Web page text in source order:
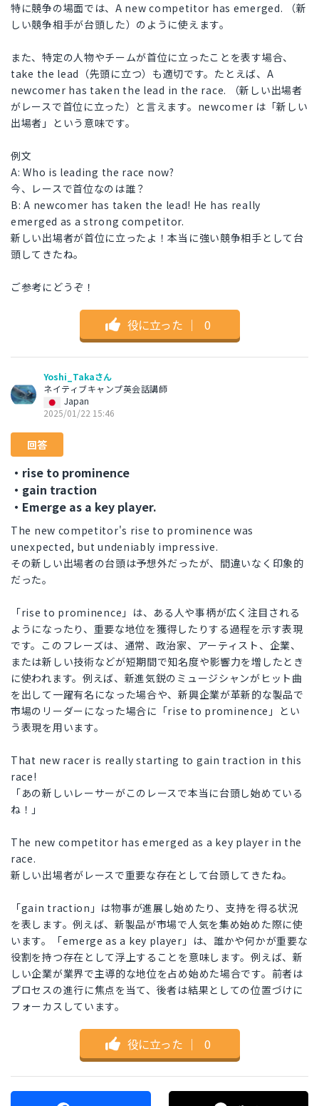
特に競争の場面では、A new competitor has emerged. （新
しい競争相手が台頭した）のように使えます。
また、特定の人物やチームが首位に立ったことを表す場合、
take the lead（先頭に立つ）も適切です。たとえば、A
newcomer has taken the lead in the race. （新しい出場者
がレースで首位に立った）と言えます。newcomer は「新しい
出場者」という意味です。
例文
A: Who is leading the race now?
今、レースで首位なのは誰？
B: A newcomer has taken the lead! He has really
emerged as a strong competitor.
新しい出場者が首位に立ったよ！本当に強い競争相手として台
頭してきたね。
ご参考にどうぞ！
役に立った ｜ 0
Yoshi_Takaさん
ネイティブキャンプ英会話講師
Japan
2025/01/22 15:46
回答
・rise to prominence
・gain traction
・Emerge as a key player.
The new competitor's rise to prominence was
unexpected, but undeniably impressive.
その新しい出場者の台頭は予想外だったが、間違いなく印象的
だった。
「rise to prominence」は、ある人や事柄が広く注目される
ようになったり、重要な地位を獲得したりする過程を示す表現
です。このフレーズは、通常、政治家、アーティスト、企業、
または新しい技術などが短期間で知名度や影響力を増したとき
に使われます。例えば、新進気鋭のミュージシャンがヒット曲
を出して一躍有名になった場合や、新興企業が革新的な製品で
市場のリーダーになった場合に「rise to prominence」とい
う表現を用います。
That new racer is really starting to gain traction in this
race!
「あの新しいレーサーがこのレースで本当に台頭し始めている
ね！」
The new competitor has emerged as a key player in the
race.
新しい出場者がレースで重要な存在として台頭してきたね。
「gain traction」は物事が進展し始めたり、支持を得る状況
を表します。例えば、新製品が市場で人気を集め始めた際に使
います。「emerge as a key player」は、誰かや何かが重要な
役割を持つ存在として浮上することを意味します。例えば、新
しい企業が業界で主導的な地位を占め始めた場合です。前者は
プロセスの進行に焦点を当て、後者は結果としての位置づけに
フォーカスしています。
役に立った ｜ 0